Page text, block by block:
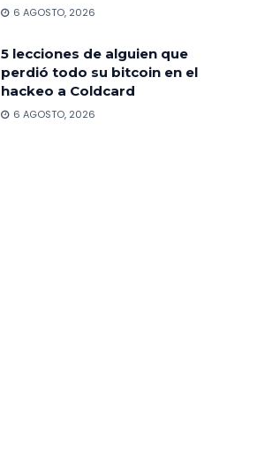
6 AGOSTO, 2026
5 lecciones de alguien que
perdió todo su bitcoin en el
hackeo a Coldcard
6 AGOSTO, 2026